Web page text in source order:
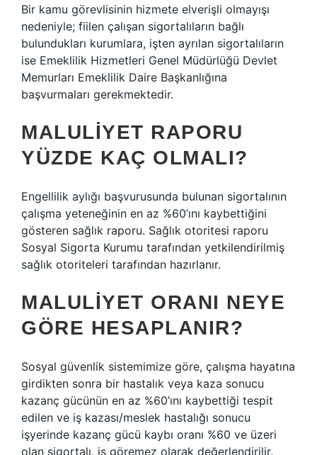
Bir kamu görevlisinin hizmete elverişli olmayışı
nedeniyle; fiilen çalışan sigortalıların bağlı
bulundukları kurumlara, işten ayrılan sigortalıların
ise Emeklilik Hizmetleri Genel Müdürlüğü Devlet
Memurları Emeklilik Daire Başkanlığına
başvurmaları gerekmektedir.
MALULIYET RAPORU
YÜZDE KAÇ OLMALI?
Engellilik aylığı başvurusunda bulunan sigortalının
çalışma yeteneğinin en az %60’ını kaybettiğini
gösteren sağlık raporu. Sağlık otoritesi raporu
Sosyal Sigorta Kurumu tarafından yetkilendirilmiş
sağlık otoriteleri tarafından hazırlanır.
MALULIYET ORANI NEYE
GÖRE HESAPLANIR?
Sosyal güvenlik sistemimize göre, çalışma hayatına
girdikten sonra bir hastalık veya kaza sonucu
kazanç gücünün en az %60’ını kaybettiği tespit
edilen ve iş kazası/meslek hastalığı sonucu
işyerinde kazanç gücü kaybı oranı %60 ve üzeri
olan sigortalı, iş göremez olarak değerlendirilir.